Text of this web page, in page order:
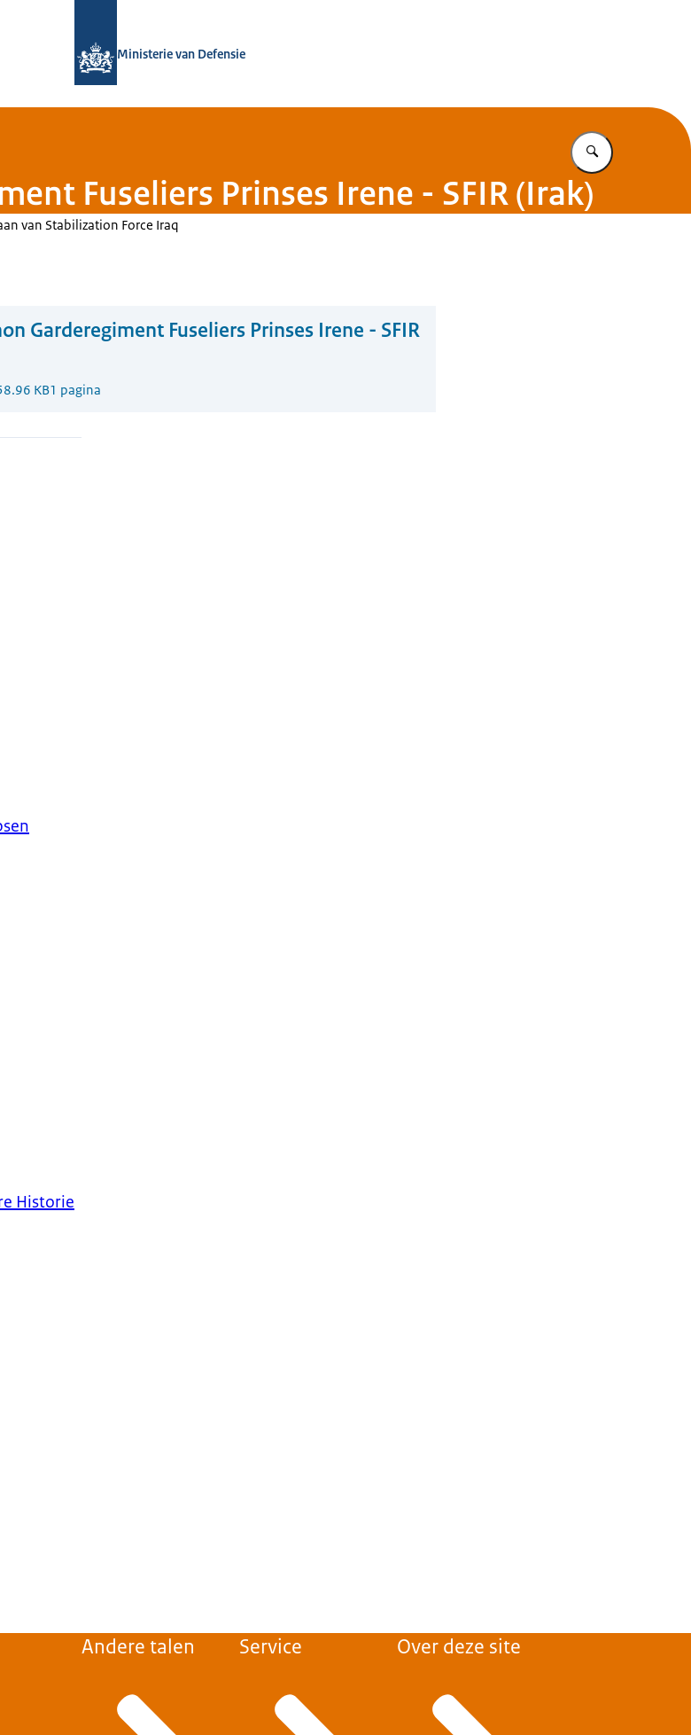
Ministerie van Defensie
Vul in wat u
Fuseliers Prinses Irene - SFIR (Irak)
van Stabilization Force Iraq
Garderegiment Fuseliers Prinses Irene - SFIR
KB1 pagina
Historie
Andere talen Service Over deze site